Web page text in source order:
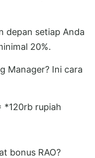
depan setiap Anda
20%.
Manager? Ini cara
*120rb rupiah
bonus RAO?